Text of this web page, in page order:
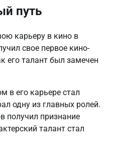
путь
карьеру в кино в
свое первое кино-
его талант был замечен
его карьере стал
одну из главных ролей.
получил признание
талант стал